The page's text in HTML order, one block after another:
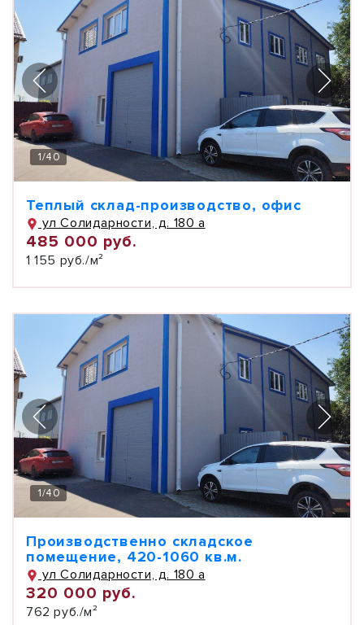
1/40
Теплый склад-производство, офис
ул Солидарности, д. 180 а
485 000 руб.
1 155 руб./м²
1/40
Производственно складское
помещение, 420-1060 кв.м.
ул Солидарности, д. 180 а
320 000 руб.
762 руб./м²